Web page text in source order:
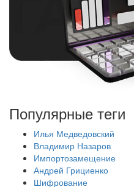
Популярные теги
Илья Медведовский
Владимир Назаров
Импортозамещение
Андрей Грициенко
Шифрование